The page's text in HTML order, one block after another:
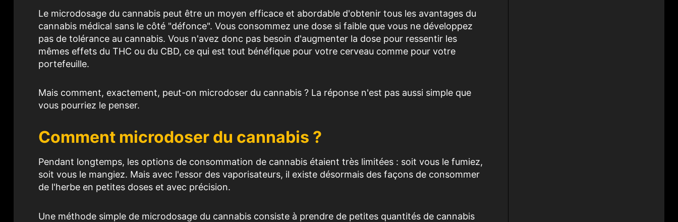
Le microdosage du cannabis peut être un moyen efficace et abordable d'obtenir tous les avantages du
cannabis médical sans le côté "défonce". Vous consommez une dose si faible que vous ne développez
pas de tolérance au cannabis. Vous n'avez donc pas besoin d'augmenter la dose pour ressentir les
mêmes effets du THC ou du CBD, ce qui est tout bénéfique pour votre cerveau comme pour votre
portefeuille.
Mais comment, exactement, peut-on microdoser du cannabis ? La réponse n'est pas aussi simple que
vous pourriez le penser.
Comment microdoser du cannabis ?
Pendant longtemps, les options de consommation de cannabis étaient très limitées : soit vous le fumiez,
soit vous le mangiez. Mais avec l'essor des vaporisateurs, il existe désormais des façons de consommer
de l'herbe en petites doses et avec précision.
Une méthode simple de microdosage du cannabis consiste à prendre de petites quantités de cannabis